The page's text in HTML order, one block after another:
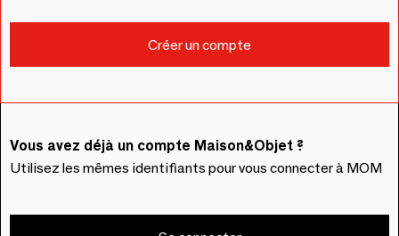
Vous avez déjà un compte Maison&Objet ?
Utilisez les mêmes identifiants pour vous connecter à MOM